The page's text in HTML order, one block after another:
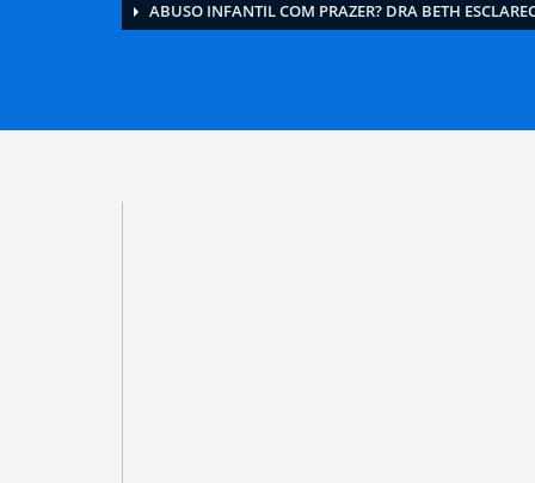
ABUSO INFANTIL COM PRAZER? DRA BETH